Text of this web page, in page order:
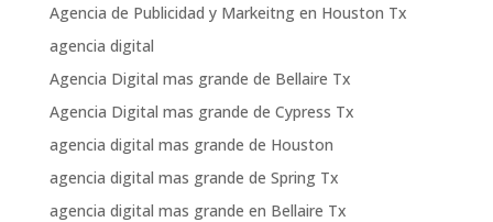
Agencia de Publicidad y Markeitng en Houston Tx
agencia digital
Agencia Digital mas grande de Bellaire Tx
Agencia Digital mas grande de Cypress Tx
agencia digital mas grande de Houston
agencia digital mas grande de Spring Tx
agencia digital mas grande en Bellaire Tx